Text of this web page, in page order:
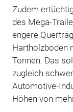
Zudem
des Mega-
engere
Hartholzboden
Tonnen. Das
zugleich
Automotive-
Höhen von